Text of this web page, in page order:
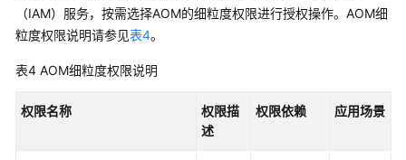
（IAM）服务，按需选择AOM的细粒度权限进行授权操作。AOM细
粒度权限说明请参见表4。
表4 AOM细粒度权限说明
权限名称
权限描
述
权限依赖 应用场景